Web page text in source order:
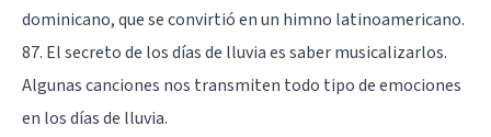
dominicano, que se convirtió en un himno latinoamericano.
87. El secreto de los días de lluvia es saber musicalizarlos.
Algunas canciones nos transmiten todo tipo de emociones
en los días de lluvia.